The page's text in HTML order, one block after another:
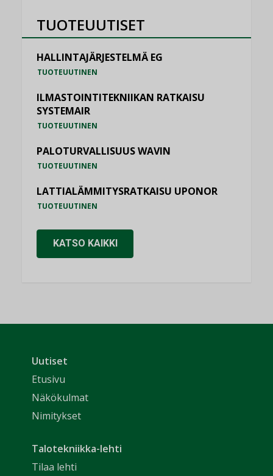
TUOTEUUTISET
HALLINTAJÄRJESTELMÄ EG
TUOTEUUTINEN
ILMASTOINTITEKNIIKAN RATKAISU
SYSTEMAIR
TUOTEUUTINEN
PALOTURVALLISUUS WAVIN
TUOTEUUTINEN
LATTIALÄMMITYSRATKAISU UPONOR
TUOTEUUTINEN
KATSO KAIKKI
Uutiset
Etusivu
Näkökulmat
Nimitykset
Talotekniikka-lehti
Tilaa lehti